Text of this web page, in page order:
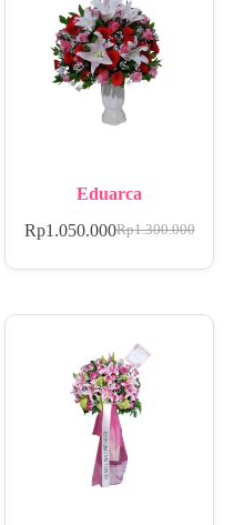
Eduarca
Rp1.300.000
Rp1.050.000